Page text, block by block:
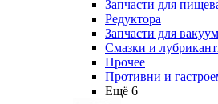
Запчасти для
Редуктора
Запчасти для
Смазки и
Прочее
Противни и
Ещё 6